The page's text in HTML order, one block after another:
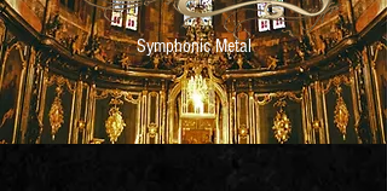
Symphonic Metal